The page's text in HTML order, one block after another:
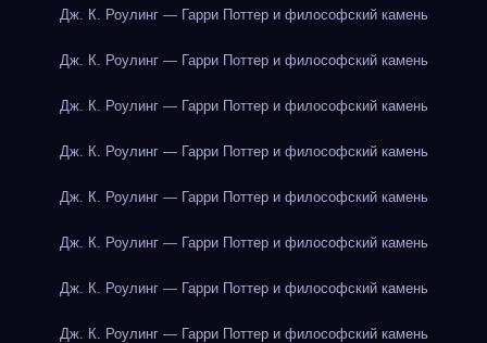
Дж. К. Роулинг — Гарри Поттер и философский камень
Дж. К. Роулинг — Гарри Поттер и философский камень
Дж. К. Роулинг — Гарри Поттер и философский камень
Дж. К. Роулинг — Гарри Поттер и философский камень
Дж. К. Роулинг — Гарри Поттер и философский камень
Дж. К. Роулинг — Гарри Поттер и философский камень
Дж. К. Роулинг — Гарри Поттер и философский камень
Дж. К. Роулинг — Гарри Поттер и философский камень